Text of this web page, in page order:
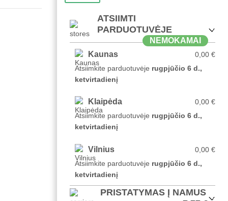
ATSIIMTI
PARDUOTUVĖJE
NEMOKAMAI
Kaunas
0,00 €
Atsiimkite parduotuvėje rugpjūčio 6 d.,
ketvirtadienį
Klaipėda
0,00 €
Atsiimkite parduotuvėje rugpjūčio 6 d.,
ketvirtadienį
Vilnius
0,00 €
Atsiimkite parduotuvėje rugpjūčio 6 d.,
ketvirtadienį
PRISTATYMAS Į NAMUS